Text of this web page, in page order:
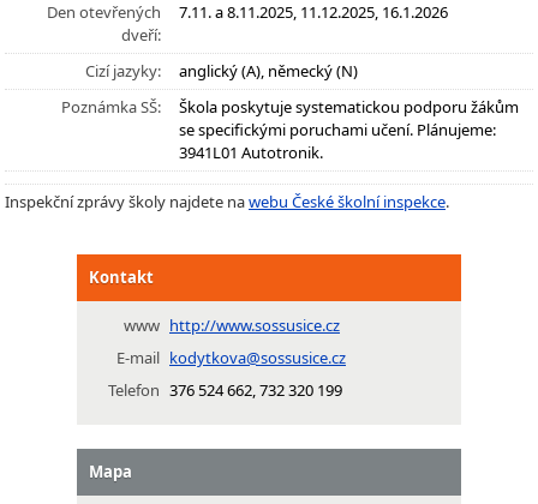
Den otevřených
dveří:
7.11. a 8.11.2025, 11.12.2025, 16.1.2026
Cizí jazyky:
anglický (A), německý (N)
Poznámka SŠ:
Škola poskytuje systematickou podporu žákům
se specifickými poruchami učení. Plánujeme:
3941L01 Autotronik.
Inspekční zprávy školy najdete nawebu České školní inspekce.
Kontakt
www http://www.sossusice.cz
E-mail kodytkova@sossusice.cz
Telefon 376 524 662, 732 320 199
Mapa